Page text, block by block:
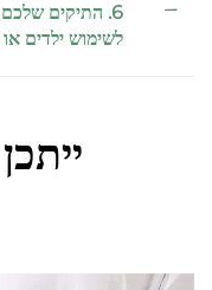
6. התיקים
לשימוש ילדים